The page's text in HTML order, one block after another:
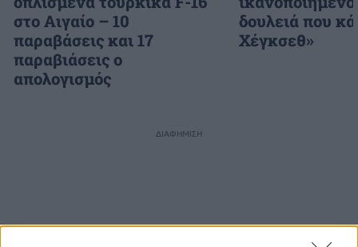
στο Αιγαίο – 10
παραβάσεις και 17
παραβιάσεις ο
απολογισμός
δουλειά που
Χέγκσεθ»
ΔΙΑΦΗΜΙΣΗ